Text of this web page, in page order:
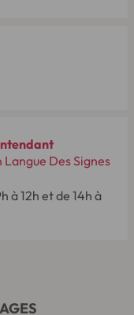
Des Signes
à 12h et de 14h à